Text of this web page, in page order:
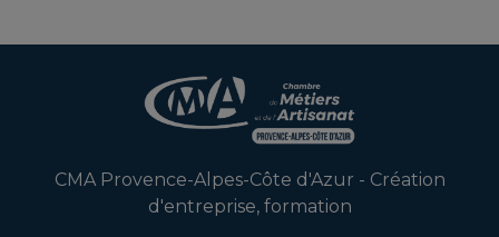
CMA Provence-Alpes-Côte d'Azur - Création
d'entreprise, formation